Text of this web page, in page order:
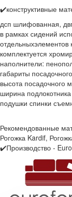
✔️конструктивные
дсп шлифованная,
в рамках сидений
отдельныхэлементов
комплектуется
наполнители:
габариты
высота посадочного
ширина
подушки спинки
Рекомендованные
Рогожка Kardif,
✔️Производство -